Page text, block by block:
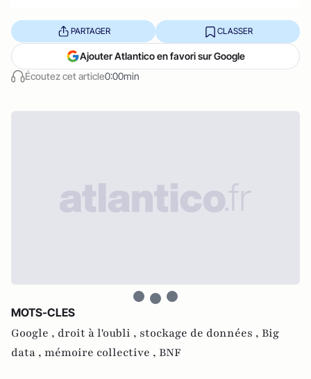
Écoutez cet article0:00min
PARTAGER CLASSER
Ajouter Atlantico en favori sur Google
MOTS-CLES
Google , droit à l'oubli , stockage de données , Big
data , mémoire collective , BNF